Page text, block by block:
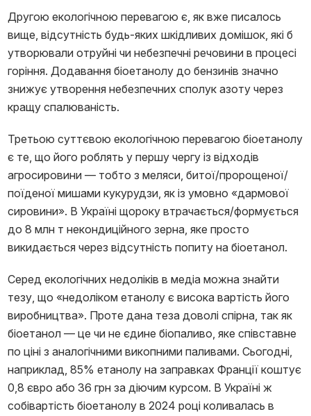
Другою екологічною перевагою є, як вже писалось
вище, відсутність будь-яких шкідливих домішок, які б
утворювали отруйні чи небезпечні речовини в процесі
горіння. Додавання біоетанолу до бензинів значно
знижує утворення небезпечних сполук азоту через
кращу спалюваність.
Третьою суттєвою екологічною перевагою біоетанолу
є те, що його роблять у першу чергу із відходів
агросировини — тобто з меляси, битої/пророщеної/
поїденої мишами кукурудзи, як із умовно «дармової
сировини». В Україні щороку втрачається/формується
до 8 млн т некондиційного зерна, яке просто
викидається через відсутність попиту на біоетанол.
Серед екологічних недоліків в медіа можна знайти
тезу, що «недоліком етанолу є висока вартість його
виробництва». Проте дана теза доволі спірна, так як
біоетанол — це чи не єдине біопаливо, яке співставне
по ціні з аналогічними викопними паливами. Сьогодні,
наприклад, 85% етанолу на заправках Франції коштує
0,8 євро або 36 грн за діючим курсом. В Україні ж
собівартість біоетанолу в 2024 році коливалась в